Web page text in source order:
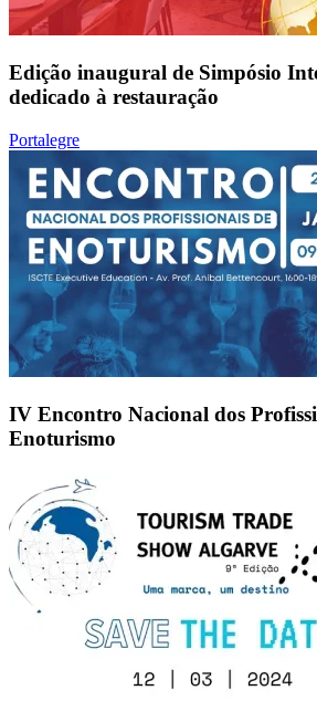
Edição inaugural de Simpósio
dedicado à restauração
Portalegre
IV Encontro Nacional dos
Enoturismo